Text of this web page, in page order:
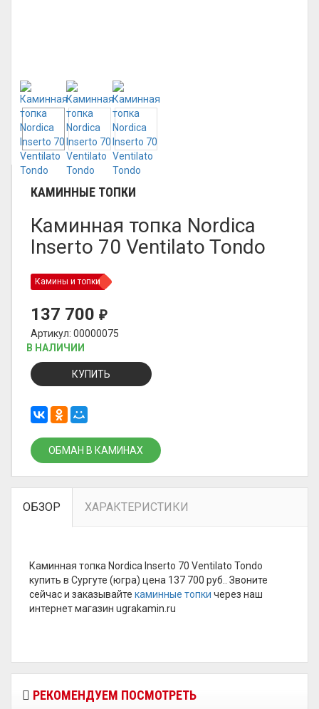
КАМИННЫЕ ТОПКИ
Каминная топка Nordica
Inserto 70 Ventilato Tondo
Камины и топки
137 700 ₽
Артикул: 00000075
В НАЛИЧИИ
КУПИТЬ
ОБМАН В КАМИНАХ
ОБЗОР ХАРАКТЕРИСТИКИ
Каминная топка Nordica Inserto 70 Ventilato Tondo
купить в Сургуте (югра) цена 137 700 руб.. Звоните
сейчас и заказывайте каминные топки через наш
интернет магазин ugrakamin.ru
РЕКОМЕНДУЕМ ПОСМОТРЕТЬ